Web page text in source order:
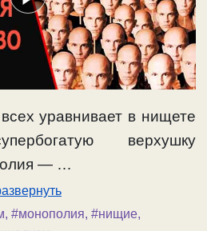
уравнивает в нищете
верхушку
— …
, #монополия, #нищие,